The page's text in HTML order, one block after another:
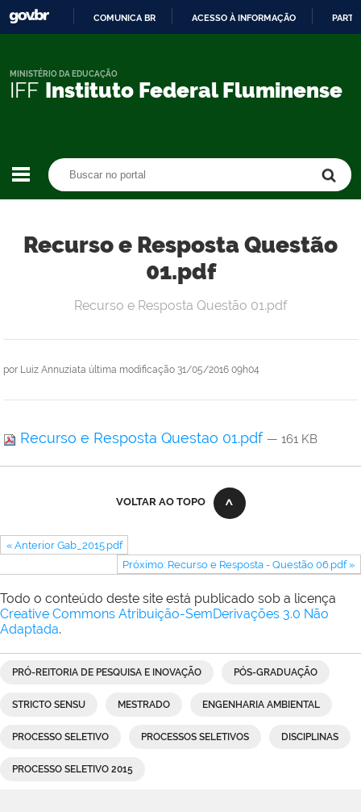
CONTEÚDO
COMUNICA BR ACESSO À INFORMAÇÃO
IFF Instituto Federal Fluminense
MINISTÉRIO DA EDUCAÇÃO
Recurso e Resposta Questão
01.pdf
por Luiz Annuziata última modificação 31/05/2016 09h04
Recurso e Resposta Questão 01.pdf
Recurso e Resposta Questao 01.pdf — 161 KB
VOLTAR AO TOPO
« Anterior Gab_2015.pdf
Próximo: Recurso e Resposta - Questão 06.pdf »
Todo o conteúdo deste site está publicado sob a licença
Creative Commons Atribuição-SemDerivações 3.0 Não
Adaptada.
PRÓ-REITORIA DE PESQUISA E INOVAÇÃO PÓS-GRADUAÇÃO
STRICTO SENSU MESTRADO ENGENHARIA AMBIENTAL
PROCESSO SELETIVO PROCESSOS SELETIVOS DISCIPLINAS
PROCESSO SELETIVO 2015